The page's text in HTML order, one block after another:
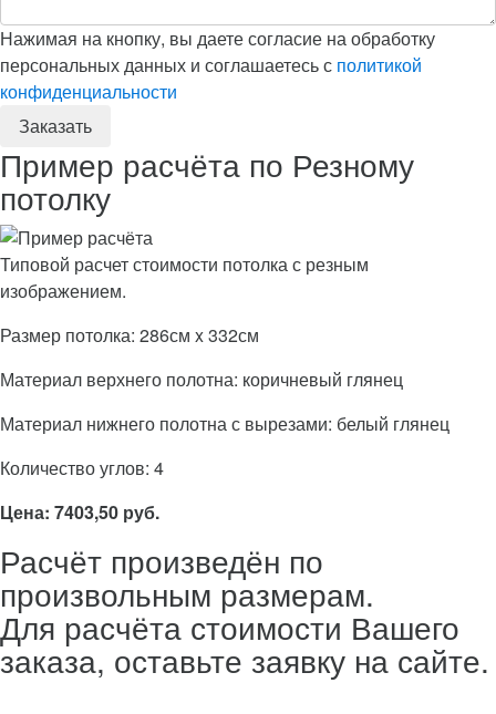
Нажимая на кнопку, вы даете согласие на обработку
персональных данных и соглашаетесь с политикой
конфиденциальности
Пример расчёта по Резному
потолку
Типовой расчет стоимости потолка с резным
изображением.
Размер потолка: 286см x 332см
Материал верхнего полотна: коричневый глянец
Материал нижнего полотна с вырезами: белый глянец
Количество углов: 4
Цена: 7403,50 руб.
Расчёт произведён по
произвольным размерам.
Для расчёта стоимости Вашего
заказа, оставьте заявку на сайте.